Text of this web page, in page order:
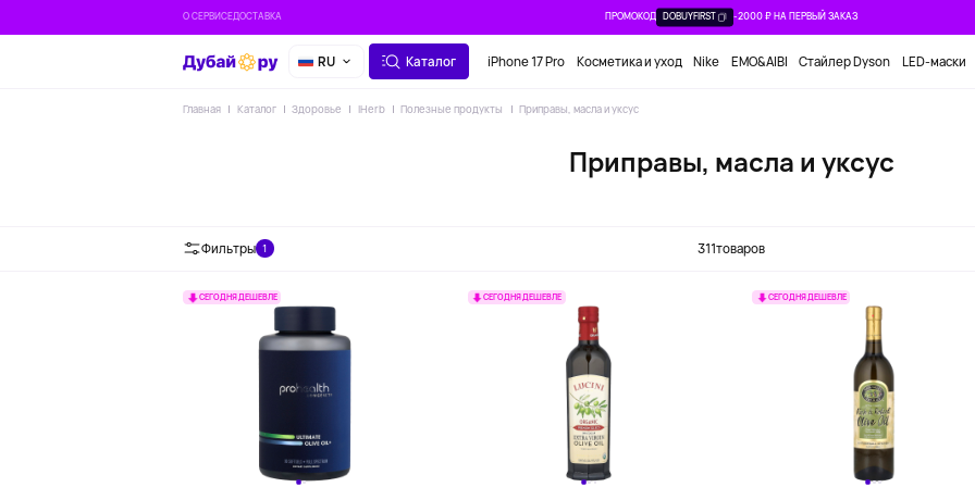
О СЕРВИСЕДОСТАВКА ПРОМОКОД DOBUYFIRST -2000 ₽ НА ПЕРВЫЙ ЗАКАЗ
RU Каталог iPhone 17 Pro Косметика и уход Nike EMO&AIBI Стайлер Dyson LED-маски
Главная Каталог Здоровье IHerb Полезные продукты Приправы, масла и уксус
Приправы, масла и уксус
Фильтры 1 311товаров
СЕГОДНЯ ДЕШЕВЛЕ СЕГОДНЯ ДЕШЕВЛЕ СЕГОДНЯ ДЕШЕВЛЕ